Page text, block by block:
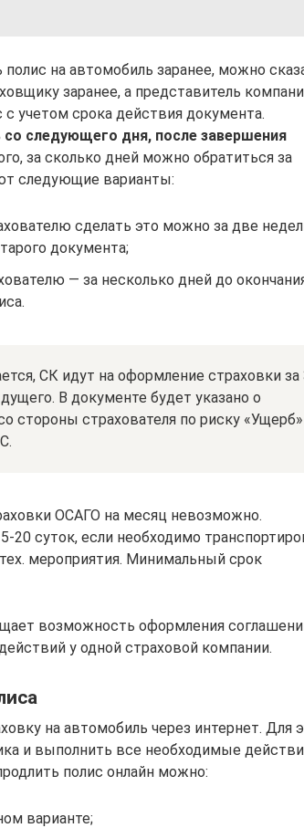
на автомобиль заранее, можно
заранее, а представитель
учетом срока действия документа.
следующего дня, после завершения
за сколько дней можно обратиться за
следующие варианты:
сделать это можно за две
документа;
— за несколько дней до
СК идут на оформление страховки за
В документе будет указано о
стороны страхователя по риску «Ущерб»
ОСАГО на месяц невозможно.
20 суток, если необходимо
мероприятия. Минимальный срок
возможность оформления
у одной страховой компании.
на автомобиль через интернет. Для
и выполнить все необходимые
полис онлайн можно:
варианте;